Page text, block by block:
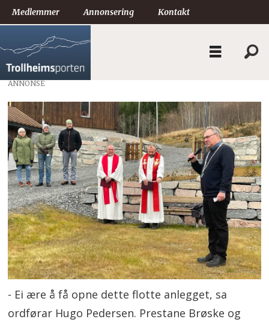
Medlemmer Annonsering Kontakt
ANNONSE
- Ei ære å få opne dette flotte anlegget, sa
ordførar Hugo Pedersen. Prestane Brøske og